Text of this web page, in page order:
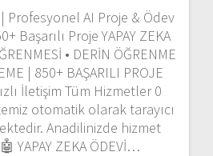
Profesyonel AI Proje & Ödev
Başarılı Proje YAPAY ZEKA
• DERİN ÖĞRENME
| 850+ BAŞARILI PROJE
İletişim Tüm Hizmetler 0
otomatik olarak tarayıcı
Anadilinizde hizmet
YAPAY ZEKA ÖDEVİ…